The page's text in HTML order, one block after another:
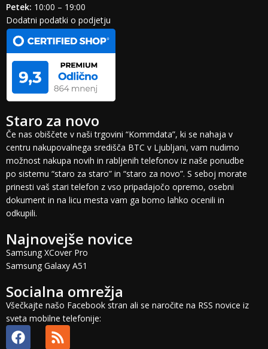
Petek: 10:00 – 19:00
Dodatni podatki o podjetju
Staro za novo
Če nas obiščete v naši trgovini “Kommdata”, ki se nahaja v
centru nakupovalnega središča BTC v Ljubljani, vam nudimo
možnost nakupa novih in rabljenih telefonov iz naše ponudbe
po sistemu “staro za staro” in “staro za novo”. S seboj morate
prinesti vaš stari telefon z vso pripadajočo opremo, osebni
dokument in na licu mesta vam ga bomo lahko ocenili in
odkupili.
Najnovejše novice
Samsung XCover Pro
Samsung Galaxy A51
Socialna omrežja
Všečkajte našo Facebook stran ali se naročite na RSS novice iz
sveta mobilne telefonije: